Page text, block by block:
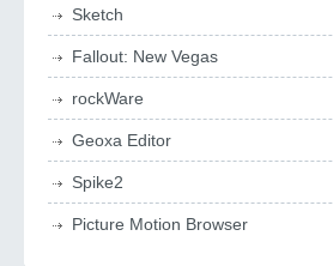
Sketch
Fallout: New Vegas
rockWare
Geoxa Editor
Spike2
Picture Motion Browser